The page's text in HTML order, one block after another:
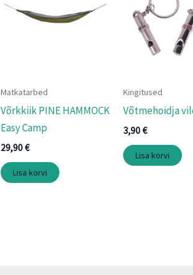
Matkatarbed
Võrkkiik PINE HAMMOCK
Easy Camp
29,90€
Lisa korvi
Kingitused
Võtmehoidja
3,90€
Lisa korvi